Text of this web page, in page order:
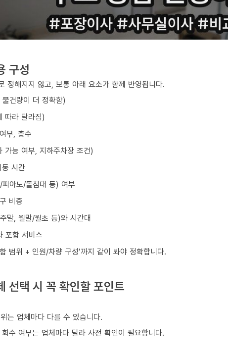
구성
정해지지 않고, 보통 아래 요소가 함께 반영됩니다.
건량이 더 정확함)
따라 달라짐)
부, 층수
가능 여부, 지하주차장 조건)
시간
아노/돌침대 등) 여부
비중
말, 월말/월초 등)와 시간대
포함 서비스
범위 + 인원/차량 구성’까지 같이 봐야 정확합니다.
선택 시 꼭 확인할 포인트
는 업체마다 다를 수 있습니다.
수 여부는 업체마다 달라 사전 확인이 필요합니다.